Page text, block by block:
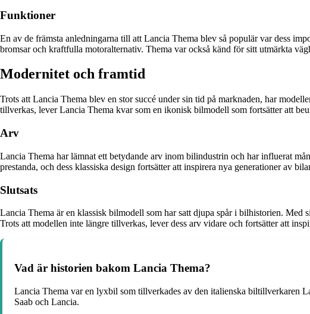
Funktioner
En av de främsta anledningarna till att Lancia Thema blev så populär var dess
bromsar och kraftfulla motoralternativ. Thema var också känd för sitt utmärkta
Modernitet och framtid
Trots att Lancia Thema blev en stor succé under sin tid på marknaden, har
tillverkas, lever Lancia Thema kvar som en ikonisk bilmodell som fortsätter att
Arv
Lancia Thema har lämnat ett betydande arv inom bilindustrin och har influerat
prestanda, och dess klassiska design fortsätter att inspirera nya generationer av
Slutsats
Lancia Thema är en klassisk bilmodell som har satt djupa spår i bilhistorien. Med
Trots att modellen inte längre tillverkas, lever dess arv vidare och fortsätter att
Vad är historien bakom Lancia Thema?
Lancia Thema var en lyxbil som tillverkades av den italienska biltillverkaren
Saab och Lancia.